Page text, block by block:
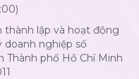
thành lập và hoạt động
doanh nghiệp số
Thành phố Hồ Chí Minh